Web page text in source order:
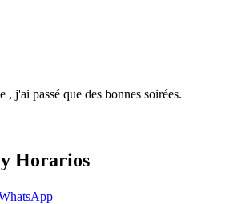
, j'ai passé que des bonnes soirées.
Horarios